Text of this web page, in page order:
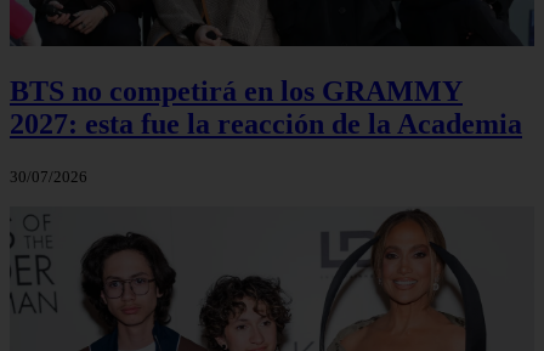
BTS no competirá en los GRAMMY
2027: esta fue la reacción de la Academia
30/07/2026